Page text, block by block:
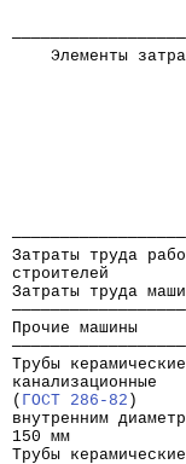
Элементы
Затраты труда
строителей
Затраты труда
Прочие
Трубы
канализационные
( ГОСТ 286-82 )
внутренним
150 мм
Трубы